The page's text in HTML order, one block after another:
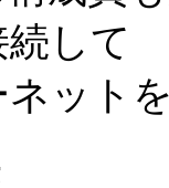
して
ネット